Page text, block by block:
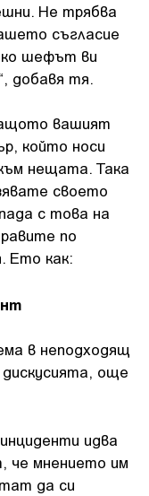
Не трябва
съгласие
шефът ви
добавя тя.
вашият
който носи
нещата. Така
своето
с това на
по
Ето как:
в неподходящ
още
идва
че мнението им
да си